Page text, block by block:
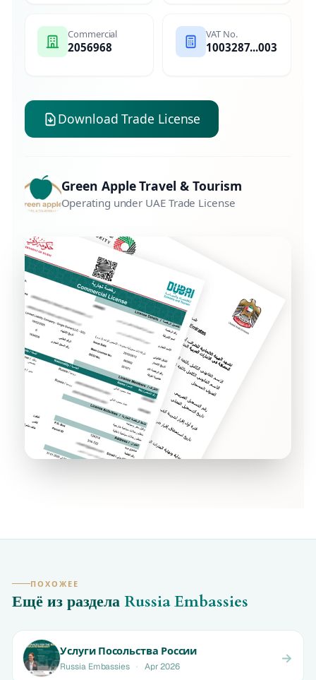
Commercial
2056968
VAT No.
1003287...003
Download Trade License
Green Apple Travel & Tourism
Operating under UAE Trade License
ПОХОЖЕЕ
Ещё из раздела Russia Embassies
Услуги Посольства России
Russia Embassies · Apr 2026